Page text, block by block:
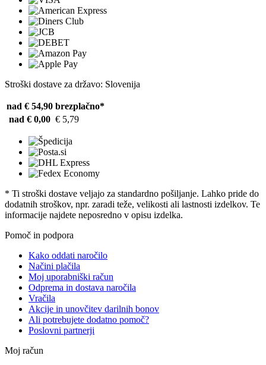
Stroški dostave za državo: Slovenija
nad € 54,90 brezplačno*
nad € 0,00 € 5,79
* Ti stroški dostave veljajo za standardno pošiljanje. Lahko pride do
dodatnih stroškov, npr. zaradi teže, velikosti ali lastnosti izdelkov. Te
informacije najdete neposredno v opisu izdelka.
Pomoč in podpora
Kako oddati naročilo
Načini plačila
Moj uporabniški račun
Odprema in dostava naročila
Vračila
Akcije in unovčitev darilnih bonov
Ali potrebujete dodatno pomoč?
Poslovni partnerji
Moj račun